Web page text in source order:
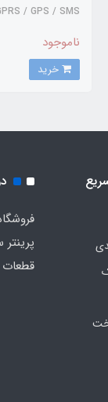
/ GPS / SMS
ناموجود
خرید
قطعات